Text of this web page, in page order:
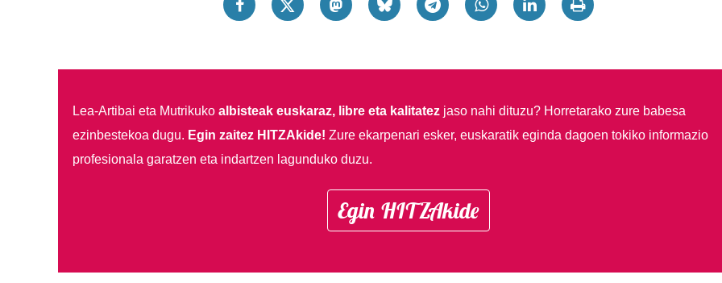
Lea-Artibai eta Mutrikuko albisteak euskaraz, libre eta kalitatezjaso nahi dituzu? Horretarako zure babesa
ezinbestekoa dugu. Egin zaitez HITZAkide! Zure ekarpenari esker, euskaratik eginda dagoen tokiko informazio
profesionala garatzen eta indartzen lagunduko duzu.
Egin HITZAkide